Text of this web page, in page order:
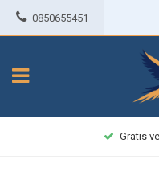
0850655451
Gratis